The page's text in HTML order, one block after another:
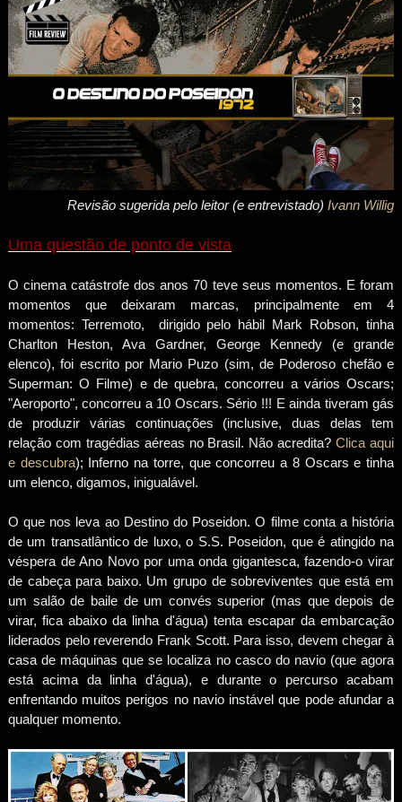
Revisão sugerida pelo leitor (e entrevistado)Ivann Willig
Uma questão de ponto de vista
O cinema catástrofe dos anos 70 teve seus momentos. E foram
momentos que deixaram marcas, principalmente em 4
momentos: Terremoto, dirigido pelo hábil Mark Robson, tinha
Charlton Heston, Ava Gardner, George Kennedy (e grande
elenco), foi escrito por Mario Puzo (sim, de Poderoso chefão e
Superman: O Filme) e de quebra, concorreu a vários Oscars;
"Aeroporto", concorreu a 10 Oscars. Sério !!! E ainda tiveram gás
de produzir várias continuações (inclusive, duas delas tem
relação com tragédias aéreas no Brasil. Não acredita?Clica aqui
e descubra); Inferno na torre, que concorreu a 8 Oscars e tinha
um elenco, digamos, inigualável.
O que nos leva ao Destino do Poseidon. O filme conta a história
de um transatlântico de luxo, o S.S. Poseidon, que é atingido na
véspera de Ano Novo por uma onda gigantesca, fazendo-o virar
de cabeça para baixo. Um grupo de sobreviventes que está em
um salão de baile de um convés superior (mas que depois de
virar, fica abaixo da linha d'água) tenta escapar da embarcação
liderados pelo reverendo Frank Scott. Para isso, devem chegar à
casa de máquinas que se localiza no casco do navio (que agora
está acima da linha d'água), e durante o percurso acabam
enfrentando muitos perigos no navio instável que pode afundar a
qualquer momento.